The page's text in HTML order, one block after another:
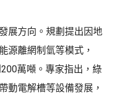
展方向。規劃提出因地
源離網制氫等模式，
萬噸。專家指出，綠
動電解槽等設備發展，